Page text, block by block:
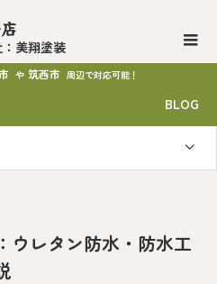
美翔塗装
や 筑西市 周辺で対応可能！
BLOG
ウレタン防水・防水工